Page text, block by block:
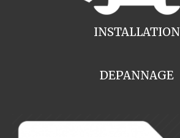
INSTALLATION
DEPANNAGE